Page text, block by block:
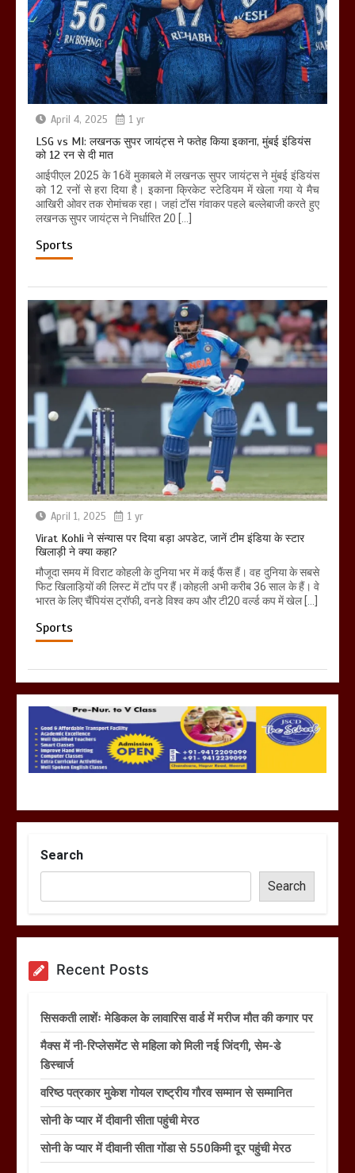
April 4, 2025 1 yr
LSG vs MI: लखनऊ सुपर जायंट्स ने फतेह किया इकाना, मुंबई इंडियंस
को 12 रन से दी मात
आईपीएल 2025 के 16वें मुकाबले में लखनऊ सुपर जायंट्स ने मुंबई इंडियंस
को 12 रनों से हरा दिया है। इकाना क्रिकेट स्टेडियम में खेला गया ये मैच
आखिरी ओवर तक रोमांचक रहा। जहां टॉस गंवाकर पहले बल्लेबाजी करते हुए
लखनऊ सुपर जायंट्स ने निर्धारित 20 […]
Sports
April 1, 2025 1 yr
Virat Kohli ने संन्यास पर दिया बड़ा अपडेट, जानें टीम इंडिया के स्टार
खिलाड़ी ने क्या कहा?
मौजूदा समय में विराट कोहली के दुनिया भर में कई फैंस हैं। वह दुनिया के सबसे
फिट खिलाड़ियों की लिस्ट में टॉप पर हैं।कोहली अभी करीब 36 साल के हैं। वे
भारत के लिए चैंपियंस ट्रॉफी, वनडे विश्व कप और टी20 वर्ल्ड कप में खेल […]
Sports
Search
Search
Recent Posts
सिसकती लाशेंः मेडिकल के लावारिस वार्ड में मरीज मौत की कगार पर
मैक्स में नी-रिप्लेसमेंट से महिला को मिली नई जिंदगी, सेम-डे
डिस्चार्ज
वरिष्ठ पत्रकार मुकेश गोयल राष्ट्रीय गौरव सम्मान से सम्मानित
सोनी के प्यार में दीवानी सीता पहुंची मेरठ
सोनी के प्यार में दीवानी सीता गोंडा से 550किमी दूर पहुंची मेरठ